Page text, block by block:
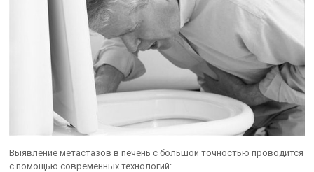
Выявление метастазов в печень с большой точностью проводится
с помощью современных технологий: